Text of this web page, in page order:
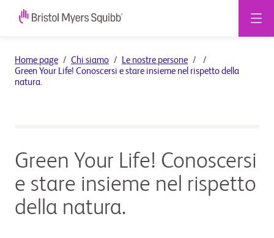
Green
Your
e
stare
insieme
nel
Home page Chi siamo
Le nostre persone
Green Your Life! Conoscersi e stare insieme nel rispetto della
natura.
Green Your Life! Conoscersi
e stare insieme nel rispetto
della natura.